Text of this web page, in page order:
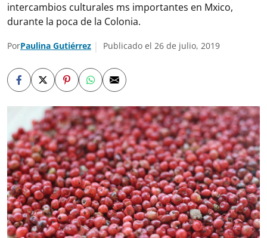
intercambios culturales ms importantes en Mxico,
durante la poca de la Colonia.
PorPaulina Gutiérrez Publicado el 26 de julio, 2019